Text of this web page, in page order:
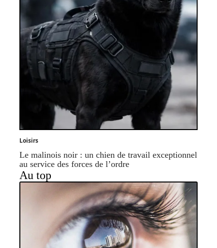
Loisirs
Le malinois noir : un chien de travail exceptionnel
au service des forces de l’ordre
Au top